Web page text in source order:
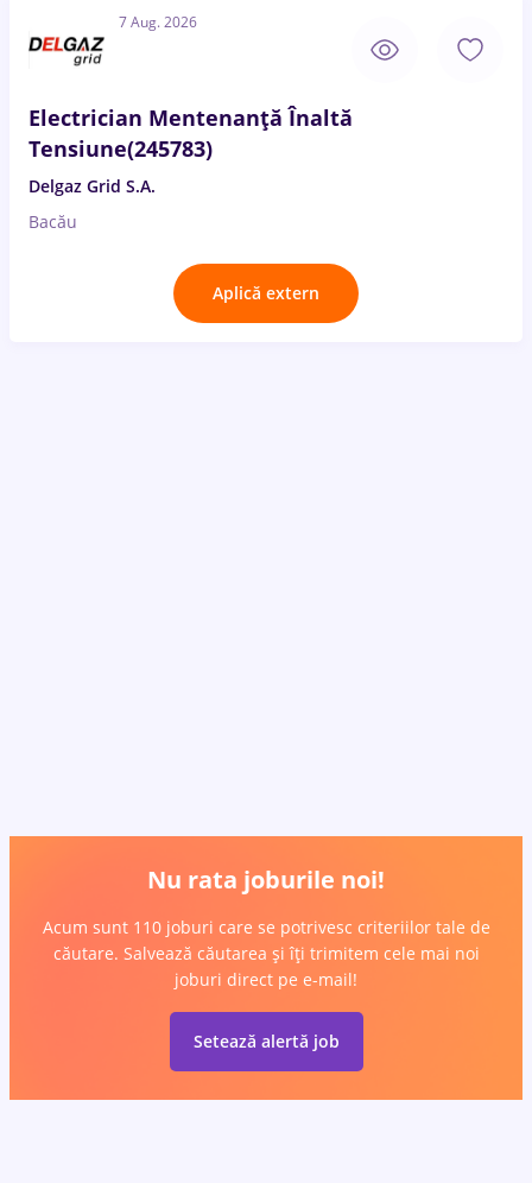
7 Aug. 2026
Electrician Mentenanță Înaltă
Tensiune(245783)
Delgaz Grid S.A.
Bacău
Aplică extern
Nu rata joburile noi!
Acum sunt 110 joburi care se potrivesc criteriilor tale de
căutare. Salvează căutarea și îți trimitem cele mai noi
joburi direct pe e-mail!
Setează alertă job